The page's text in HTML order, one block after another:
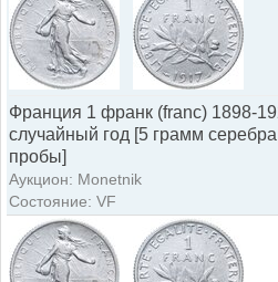
Франция 1 франк (franc) 1898-
случайный год [5 грамм
пробы]
Аукцион: Monetnik
Состояние: VF